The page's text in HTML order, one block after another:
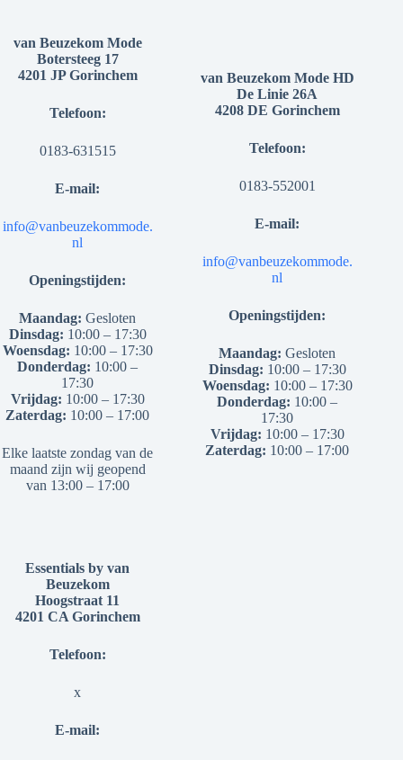
van Beuzekom Mode
Botersteeg 17
4201 JP Gorinchem
Telefoon:
0183-631515
E-mail:
info@vanbeuzekommode.
nl
Openingstijden:
Maandag: Gesloten
Dinsdag: 10:00 – 17:30
Woensdag: 10:00 – 17:30
Donderdag: 10:00 –
17:30
Vrijdag: 10:00 – 17:30
Zaterdag: 10:00 – 17:00
Elke laatste zondag van de
maand zijn wij geopend
van 13:00 – 17:00
van Beuzekom Mode HD
De Linie 26A
4208 DE Gorinchem
Telefoon:
0183-552001
E-mail:
info@vanbeuzekommode.
nl
Openingstijden:
Maandag: Gesloten
Dinsdag: 10:00 – 17:30
Woensdag: 10:00 – 17:30
Donderdag: 10:00 –
17:30
Vrijdag: 10:00 – 17:30
Zaterdag: 10:00 – 17:00
Essentials by van
Beuzekom
Hoogstraat 11
4201 CA Gorinchem
Telefoon:
x
E-mail: